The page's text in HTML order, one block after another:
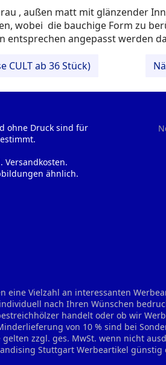
, außen matt mit glänzender
wobei die bauchige Form zu
entsprechen angepasst werden
CULT ab 36 Stück)
ohne Druck sind für
Versandkosten.
ähnlich.
Vielzahl an interessanten
nach Ihren Wünschen
handelt oder ob wir
von 10 % sind bei
zzgl. ges. MwSt. wenn nicht
Stuttgart Werbeartikel günstig